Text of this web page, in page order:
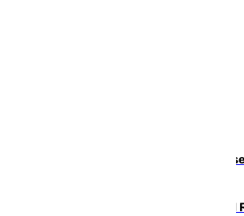
Talleres, escape room y música: así
El fichaje más caro de la historia del